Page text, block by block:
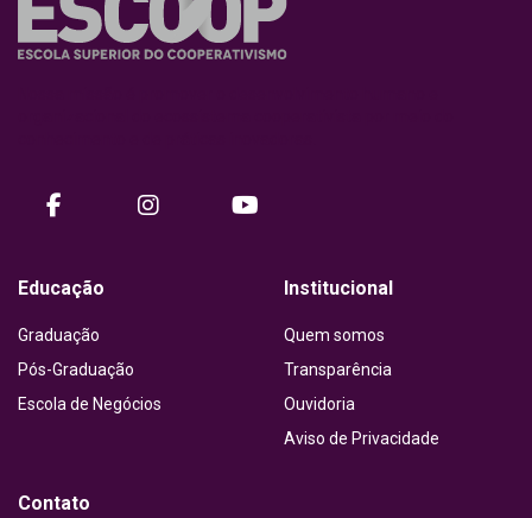
facebookinstagram
Educação
Graduação
Pós-Graduação
Escola de Negócios
Institucional
Quem somos
Transparência
Ouvidoria
Aviso de Privacidade
Contato